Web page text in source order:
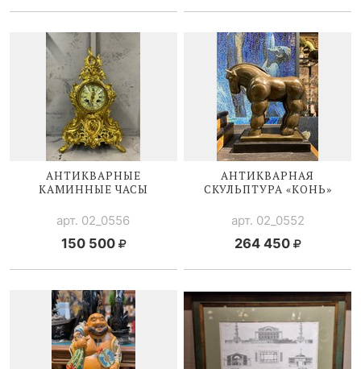
АНТИКВАРНЫЕ
КАМИННЫЕ ЧАСЫ
арт. 02_0556
150 500
АНТИКВАРНАЯ
СКУЛЬПТУРА «КОНЬ»
арт. 02_0552
264 450